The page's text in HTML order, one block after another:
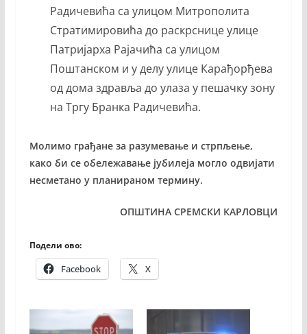
Радичевића са улицом Митрополита
Стратимировића до раскрснице улице
Патријарха Рајачића са улицом
Поштанском и у делу улице Карађорђева
од дома здравља до улаза у пешачку зону
на Тргу Бранка Радичевића.
Молимо грађане за разумевање и стрпљење,
како би се обележавање јубилеја могло одвијати
несметано у планираном термину.
ОПШТИНА СРЕМСКИ КАРЛОВЦИ
Подели ово:
Facebook X